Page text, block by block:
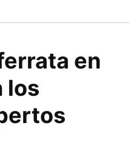
en
los